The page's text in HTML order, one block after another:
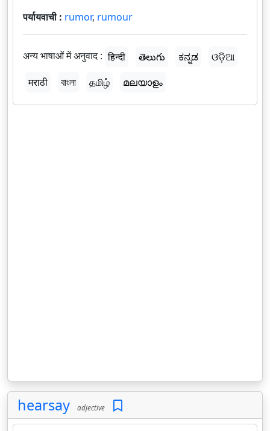
पर्यायवाची : rumor, rumour
अन्य भाषाओं में अनुवाद : हिन्दी తెలుగు ಕನ್ನಡ
ଓଡ଼ିଆ
मराठी
বাংলা தமிழ் മലയാളം
hearsay adjective